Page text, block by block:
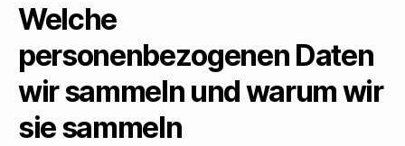
Welche
personenbezogenen Daten
wir sammeln und warum wir
sie sammeln